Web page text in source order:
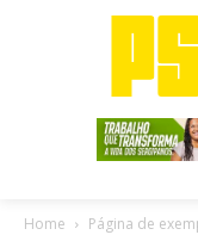
Home Página de